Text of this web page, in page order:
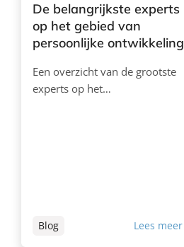
De belangrijkste experts
op het gebied van
persoonlijke ontwikkeling
Een overzicht van de grootste
experts op het…
Blog Lees meer